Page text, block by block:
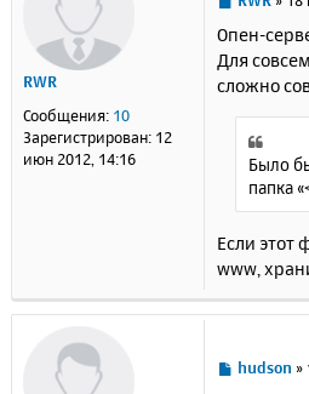
RWR
Сообщения: 10
Зарегистрирован: 12
июн 2012, 14:16
о
б
щ
Опен-
Для
сложно
Было
папка
Если этот
www,
Сhudson »